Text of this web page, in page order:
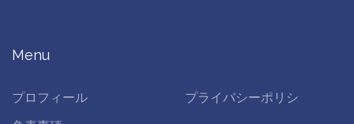
Menu
プロフィール
プライバシーポリシ